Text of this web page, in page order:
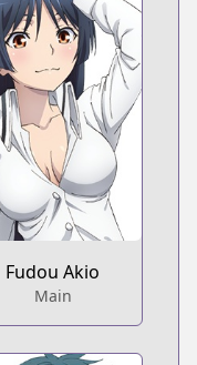
Fudou Akio
Main